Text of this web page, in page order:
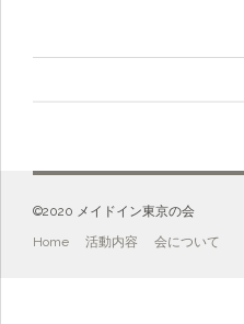
©️2020 メイドイン東京の会
Home 活動内容 会について